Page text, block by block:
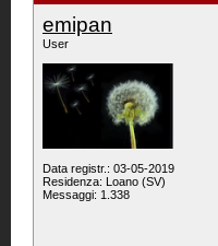
emipan
User
Data registr.: 03-05-2019
Residenza: Loano (SV)
Messaggi: 1.338